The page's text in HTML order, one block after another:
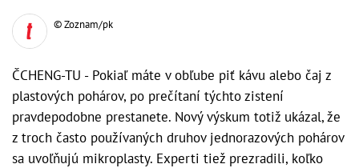
© Zoznam/pk
ČCHENG-TU - Pokiaľ máte v obľube piť kávu alebo čaj z
plastových pohárov, po prečítaní týchto zistení
pravdepodobne prestanete. Nový výskum totiž ukázal, že
z troch často používaných druhov jednorazových pohárov
sa uvoľňujú mikroplasty. Experti tiež prezradili, koľko